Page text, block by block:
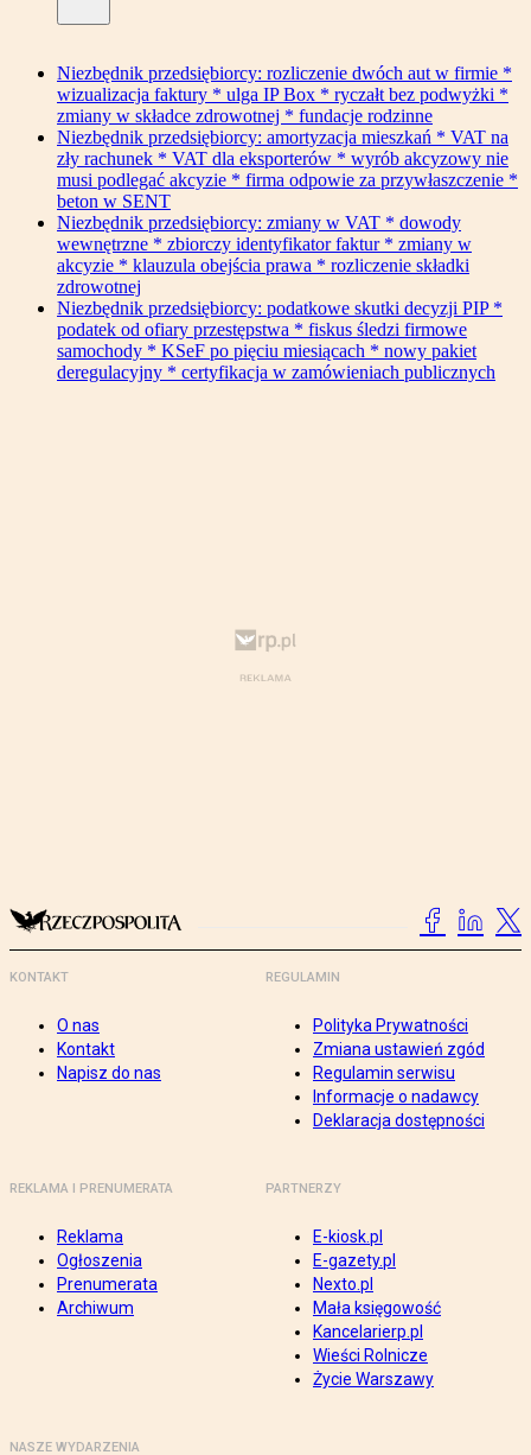
Niezbędnik przedsiębiorcy: rozliczenie dwóch aut w firmie *
wizualizacja faktury * ulga IP Box * ryczałt bez podwyżki *
zmiany w składce zdrowotnej * fundacje rodzinne
Niezbędnik przedsiębiorcy: amortyzacja mieszkań * VAT na
zły rachunek * VAT dla eksporterów * wyrób akcyzowy nie
musi podlegać akcyzie * firma odpowie za przywłaszczenie *
beton w SENT
Niezbędnik przedsiębiorcy: zmiany w VAT * dowody
wewnętrzne * zbiorczy identyfikator faktur * zmiany w
akcyzie * klauzula obejścia prawa * rozliczenie składki
zdrowotnej
Niezbędnik przedsiębiorcy: podatkowe skutki decyzji PIP *
podatek od ofiary przestępstwa * fiskus śledzi firmowe
samochody * KSeF po pięciu miesiącach * nowy pakiet
deregulacyjny * certyfikacja w zamówieniach publicznych
KONTAKT
O nas
Kontakt
Napisz do nas
REGULAMIN
Polityka Prywatności
Zmiana ustawień zgód
Regulamin serwisu
Informacje o nadawcy
Deklaracja dostępności
REKLAMA I PRENUMERATA
Reklama
Ogłoszenia
Prenumerata
Archiwum
PARTNERZY
E-kiosk.pl
E-gazety.pl
Nexto.pl
Mała księgowość
Kancelarierp.pl
Wieści Rolnicze
Życie Warszawy
NASZE WYDARZENIA